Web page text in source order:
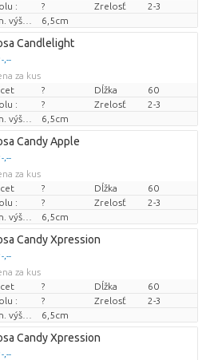
:
? Zrelosť
2-3
Min. výška kvetných pukov
6,5cm
Candlelight
-,--
za kus
? Dĺžka
60
:
? Zrelosť
2-3
Min. výška kvetných pukov
6,5cm
Candy Apple
-,--
za kus
? Dĺžka
60
:
? Zrelosť
2-3
Min. výška kvetných pukov
6,5cm
Candy Xpression
-,--
za kus
? Dĺžka
60
:
? Zrelosť
2-3
Min. výška kvetných pukov
6,5cm
Candy Xpression
-,--